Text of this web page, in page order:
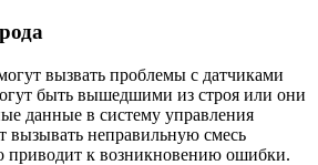
вызвать проблемы с датчиками
быть вышедшими из строя или они
данные в систему управления
вызывать неправильную смесь
приводит к возникновению ошибки.